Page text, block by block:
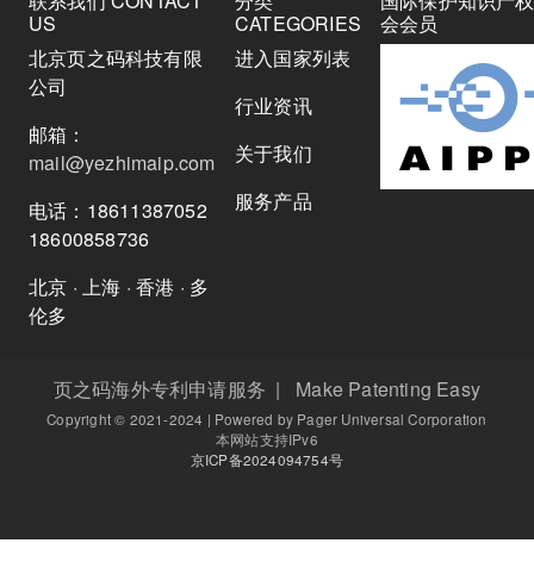
US
北京页之码科技有限
公司
邮箱：
mail@yezhimaip.com
电话：18611387052
18600858736
北京 · 上海 · 香港 · 多
伦多
CATEGORIES
进入国家列表
行业资讯
关于我们
服务产品
会会员
页之码海外专利申请服务 | Make Patenting Easy
Copyright © 2021-2024 | Powered by Pager Universal Corporation
本网站支持IPv6
京ICP备2024094754号